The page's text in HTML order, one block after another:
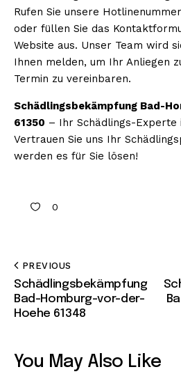
Rufen Sie unsere
oder füllen Sie das
Website aus. Unser Team wird
Ihnen melden, um Ihr Anliegen
Termin zu vereinbaren.
Schädlingsbekämpfung Bad-
61350 – Ihr Schädlings-
Vertrauen Sie uns Ihr
werden es für Sie lösen!
0
PREVIOUS
Schädlingsbekämpfung
Bad-Homburg-vor-der-
Hoehe 61348
You May Also Like